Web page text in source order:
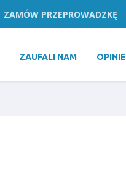
ZAMÓW PRZEPROWADZKĘ
ZAUFALI NAM OPINIE